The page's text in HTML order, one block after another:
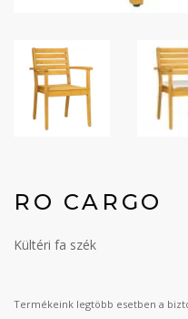
RO CARGO
Kültéri fa szék
Termékeink legtöbb esetben a